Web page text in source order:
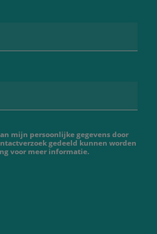
mijn persoonlijke gegevens door
gedeeld kunnen worden
voor meer informatie.